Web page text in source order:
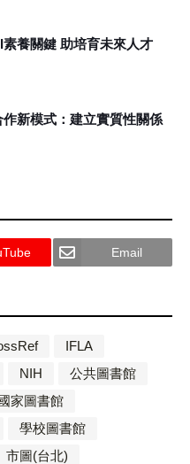
養關鍵 助培育未來人才
新模式：建立實質性關係
Email
IFLA
NIH
公共圖書館
家圖書館
學校圖書館
市圖(台北)